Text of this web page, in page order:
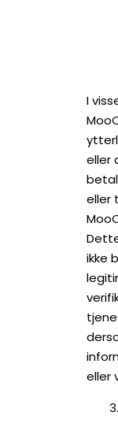
I
eller
eller
ikke
eller